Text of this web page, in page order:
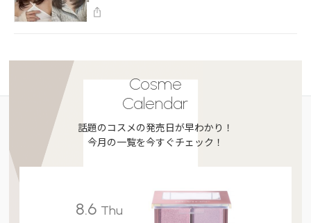
Cosme
Calendar
話題のコスメの発売日が早わかり！
今月の一覧を今すぐチェック！
8.6 Thu